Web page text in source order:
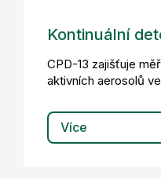
Kontinuální
CPD-13 zajišťuje
aktivních aerosolů
Více